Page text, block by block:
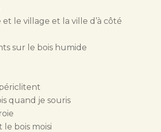
le village et la ville d’à côté
sur le bois humide
quand je souris
le bois moisi